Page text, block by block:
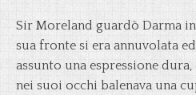
Sir Moreland guardò Darma
sua fronte si era annuvolata
assunto una espressione
nei suoi occhi balenava una